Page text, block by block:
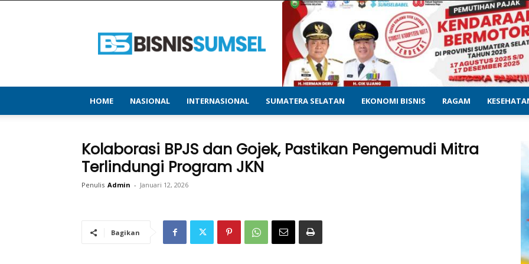
–
Menyajikan
&
Terupdate
HOME NASIONAL INTERNASIONAL SUMATERA SELATAN EKONOMI BISNIS RAGAM
Kolaborasi BPJS dan Gojek, Pastikan Pengemudi Mitra
Terlindungi Program JKN
Penulis Admin - Januari 12, 2026
Bagikan